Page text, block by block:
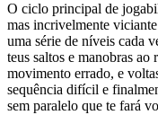
O ciclo principal de
mas incrivelmente
uma série de níveis cada
teus saltos e manobras
movimento errado, e
sequência difícil e
sem paralelo que te fará